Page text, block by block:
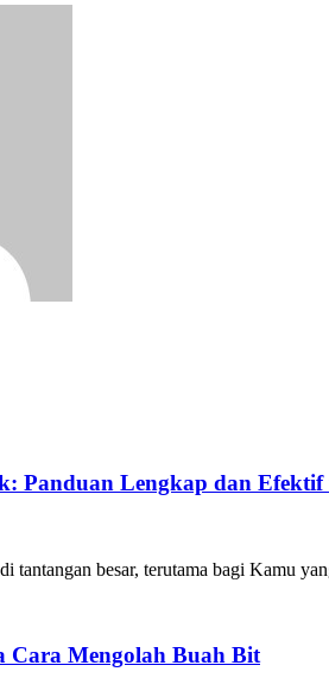
Panduan Lengkap dan
tantangan besar, terutama bagi Kamu
Cara Mengolah Buah Bit